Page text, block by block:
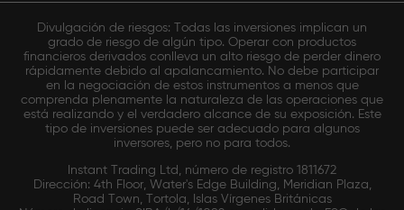
Divulgación de riesgos: Todas las inversiones implican un
grado de riesgo de algún tipo. Operar con productos
financieros derivados conlleva un alto riesgo de perder dinero
rápidamente debido al apalancamiento. No debe participar
en la negociación de estos instrumentos a menos que
comprenda plenamente la naturaleza de las operaciones que
está realizando y el verdadero alcance de su exposición. Este
tipo de inversiones puede ser adecuado para algunos
inversores, pero no para todos.
Instant Trading Ltd, número de registro 1811672
Dirección: 4th Floor, Water's Edge Building, Meridian Plaza,
Road Town, Tortola, Islas Vírgenes Británicas